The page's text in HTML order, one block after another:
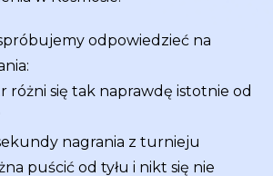
odpowiedzieć na
różni się tak naprawdę istotnie od
nagrania z turnieju
puścić od tyłu i nikt się nie